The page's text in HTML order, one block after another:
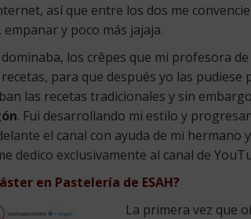
así que entre los dos me
y poco más jajaja.
los crêpes que mi profesora de
para que después yo las
las recetas tradicionales y sin
. Fui desarrollando mi estilo y
el canal con ayuda de mi
dedico exclusivamente al canal de
en Pastelería de ESAH?
La primera vez que